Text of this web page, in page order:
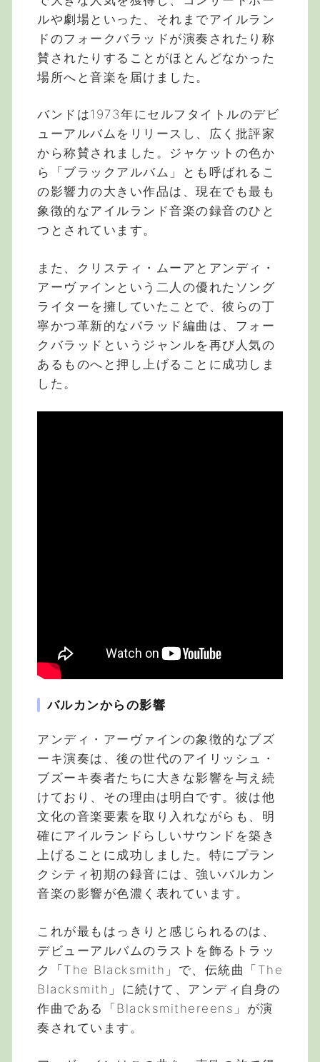
ルや劇場といった、それまでアイルラン
ドのフォークバラッドが演奏されたり称
賛されたりすることがほとんどなかった
場所へと音楽を届けました。
バンドは1973年にセルフタイトルのデビ
ューアルバムをリリースし、広く批評家
から称賛されました。ジャケットの色か
ら「ブラックアルバム」とも呼ばれるこ
の影響力の大きい作品は、現在でも最も
象徴的なアイルランド音楽の録音のひと
つとされています。
また、クリスティ・ムーアとアンディ・
アーヴァインという二人の優れたソング
ライターを擁していたことで、彼らの丁
寧かつ革新的なバラッド編曲は、フォー
クバラッドというジャンルを再び人気の
あるものへと押し上げることに成功しま
した。
バルカンからの影響
アンディ・アーヴァインの象徴的なブズ
ーキ演奏は、後の世代のアイリッシュ・
ブズーキ奏者たちに大きな影響を与え続
けており、その理由は明白です。彼は他
文化の音楽要素を取り入れながらも、明
確にアイルランドらしいサウンドを築き
上げることに成功しました。特にプラン
クシティ初期の録音には、強いバルカン
音楽の影響が色濃く表れています。
これが最もはっきりと感じられるのは、
デビューアルバムのラストを飾るトラッ
ク「The Blacksmith」で、伝統曲「The
Blacksmith」に続けて、アンディ自身の
作曲である「Blacksmithereens」が演
奏されています。